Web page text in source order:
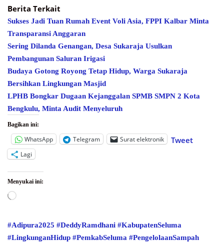
Berita Terkait
Sukses Jadi Tuan Rumah Event Voli Asia, FPPI Kalbar Minta
Transparansi Anggaran
Sering Dilanda Genangan, Desa Sukaraja Usulkan
Pembangunan Saluran Irigasi
Budaya Gotong Royong Tetap Hidup, Warga Sukaraja
Bersihkan Lingkungan Masjid
LPHB Bongkar Dugaan Kejanggalan SPMB SMPN 2 Kota
Bengkulu, Minta Audit Menyeluruh
Bagikan ini:
WhatsApp Telegram Surat elektronik Tweet
Lagi
Menyukai ini:
Memuat...
#Adipura2025 #DeddyRamdhani #KabupatenSeluma
#LingkunganHidup #PemkabSeluma #PengelolaanSampah